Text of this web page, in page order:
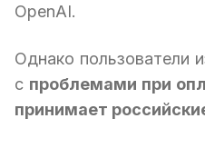
OpenAI.
Однако пользователи
с проблемами при
принимает